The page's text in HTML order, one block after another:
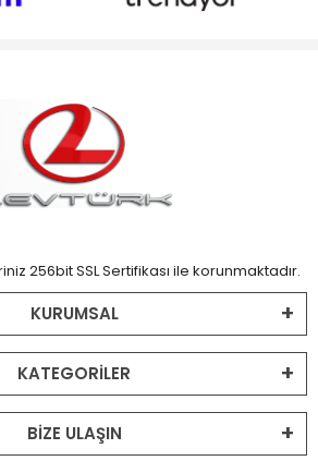
256bit SSL Sertifikası ile korunmaktadır.
KURUMSAL
KATEGORİLER
BİZE ULAŞIN